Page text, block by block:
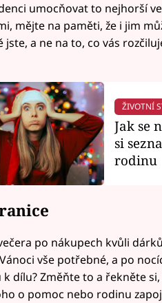
umocňovat to nejhorší
mějte na paměti, že i jim
jste, a ne na to, co vás
ŽIVOTNÍ
Jak se
si
rodinu
po nákupech kvůli
vše potřebné, a po
dílu? Změňte to a řekněte
o pomoc nebo rodinu